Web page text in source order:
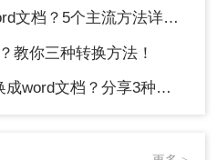
档？5个主流方法详解！
教你三种转换方法！
？分享3种简单方法，1秒搞定！